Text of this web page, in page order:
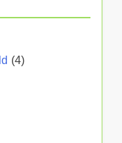
(4)